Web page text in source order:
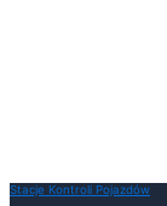
Stacje Kontroli Pojazdów